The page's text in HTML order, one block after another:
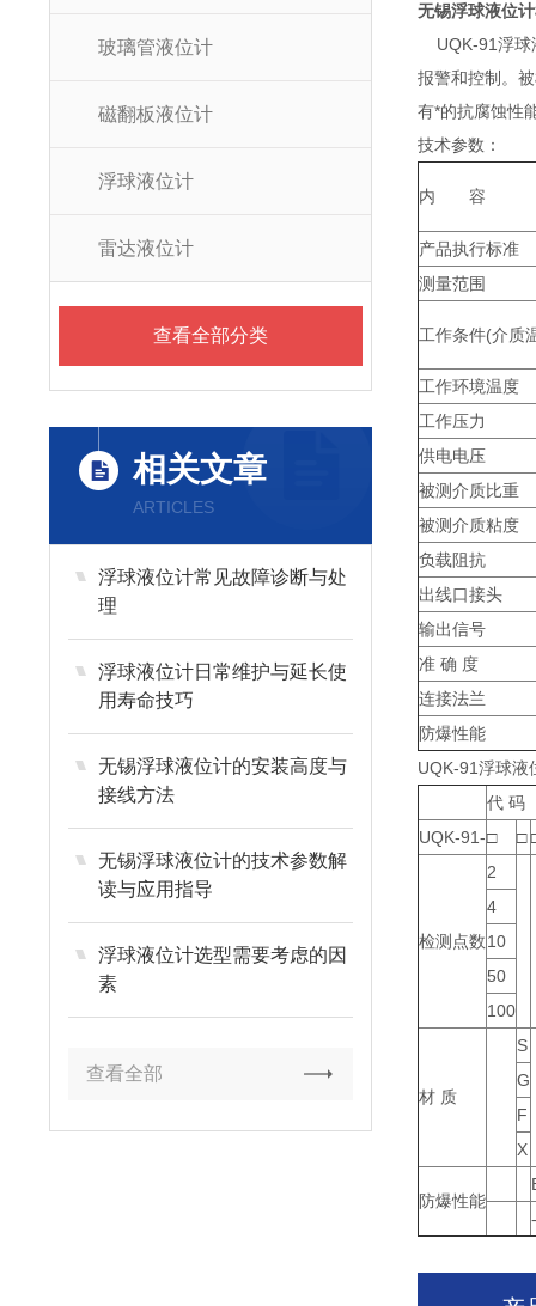
玻璃管液位计
磁翻板液位计
浮球液位计
雷达液位计
查看全部分类
相关文章
ARTICLES
浮球液位计常见故障诊断与处
理
浮球液位计日常维护与延长使
用寿命技巧
无锡浮球液位计的安装高度与
接线方法
无锡浮球液位计的技术参数解
读与应用指导
浮球液位计选型需要考虑的因
素
查看全部
无锡浮球液位计
UQK-91浮球
报警和控制。
有*的抗腐蚀性
技术参数：
内 容
产品执行标准
测量范围
工作条件(介质
工作环境温度
工作压力
供电电压
被测介质比重
被测介质粘度
负载阻抗
出线口接头
输出信号
准 确 度
连接法兰
防爆性能
UQK-91浮球液
代 码
UQK-91-□ □
检测点数
2
4
10
50
100
材 质
S
G
F
X
防爆性能